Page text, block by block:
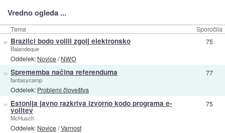
Vredno ogleda ...
Tema Sporočila
» Brazilci bodo volili zgolj elektronsko
Balandeque
Oddelek: Novice/NWO
75
» Sprememba načina referenduma
fantasycamp
Oddelek: Problemi človeštva
77
» Estonija javno razkriva izvorno kodo programa e-
volitev
McHusch
Oddelek: Novice/Varnost
75